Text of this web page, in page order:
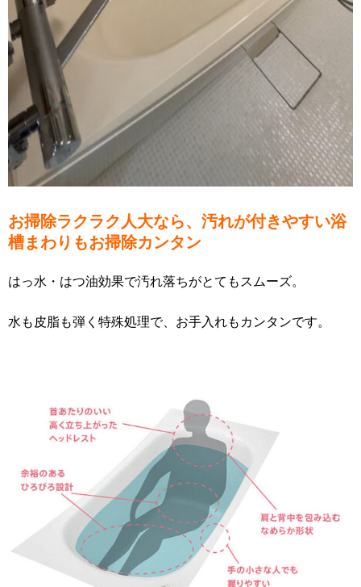
お掃除ラクラク人大なら、汚れが付きやすい浴
槽まわりもお掃除カンタン
はっ水・はつ油効果で汚れ落ちがとてもスムーズ。
水も皮脂も弾く特殊処理で、お手入れもカンタンです。